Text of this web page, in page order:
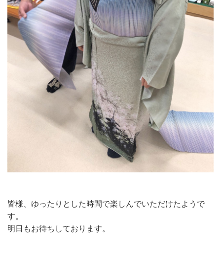
皆様、ゆったりとした時間で楽しんでいただけたようで
す。
明日もお待ちしております。